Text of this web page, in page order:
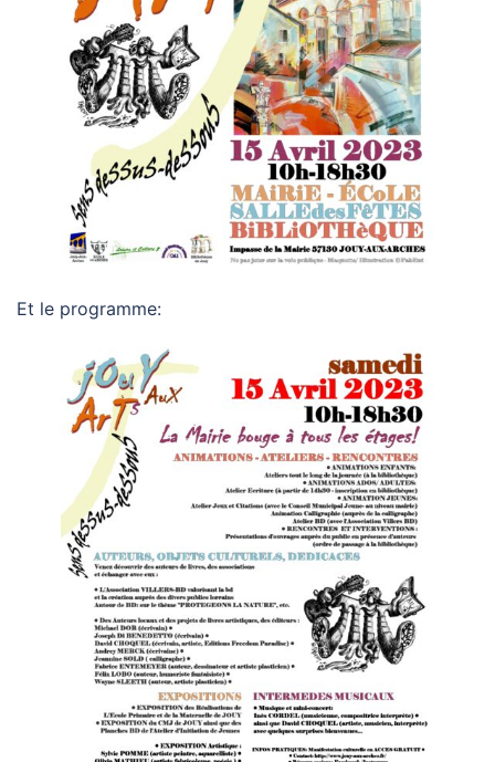
Et le programme: